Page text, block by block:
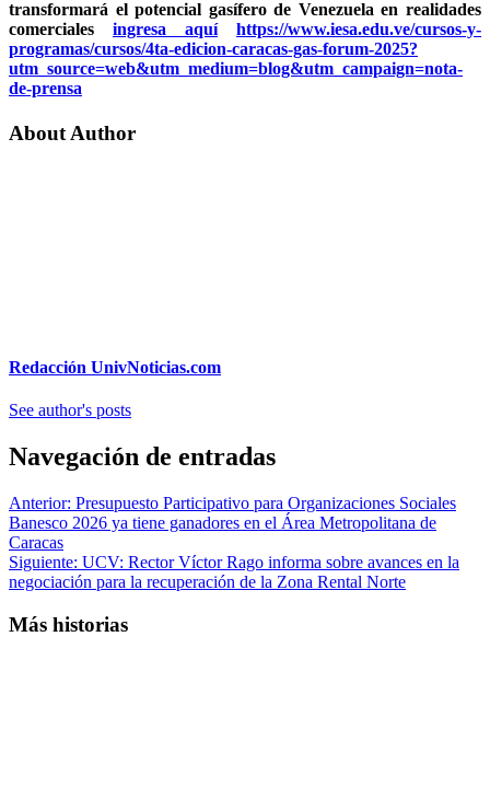
transformará el potencial gasífero de Venezuela en realidades
comerciales ingresa aquí
https://www.iesa.edu.ve/cursos-y-
programas/cursos/4ta-edicion-caracas-gas-forum-2025?
utm_source=web&utm_medium=blog&utm_campaign=nota-
de-prensa
About Author
Redacción UnivNoticias.com
See author's posts
Navegación de entradas
Anterior: Presupuesto Participativo para Organizaciones Sociales
Banesco 2026 ya tiene ganadores en el Área Metropolitana de
Caracas
Siguiente: UCV: Rector Víctor Rago informa sobre avances en la
negociación para la recuperación de la Zona Rental Norte
Más historias